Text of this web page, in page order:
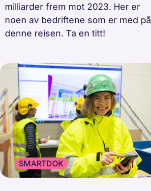
milliarder frem mot 2023. Her er
noen av bedriftene som er med på
denne reisen. Ta en titt!
SMARTDOK